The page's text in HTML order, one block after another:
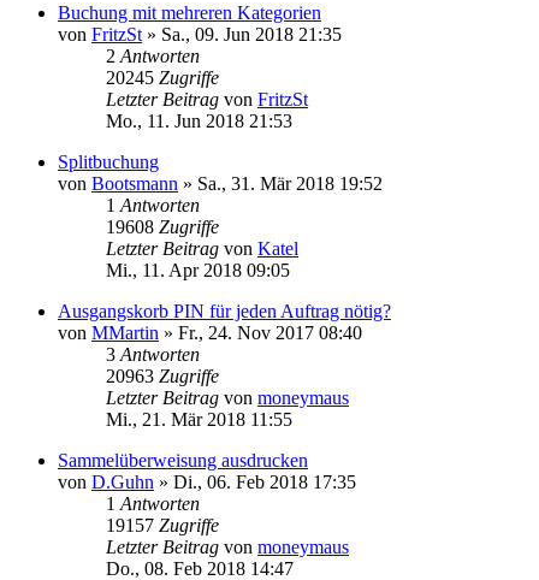
Buchung mit mehreren Kategorien
von FritzSt » Sa., 09. Jun 2018 21:35
2 Antworten
20245 Zugriffe
Letzter Beitrag von FritzSt
Mo., 11. Jun 2018 21:53
Splitbuchung
von Bootsmann » Sa., 31. Mär 2018 19:52
1 Antworten
19608 Zugriffe
Letzter Beitrag von Katel
Mi., 11. Apr 2018 09:05
Ausgangskorb PIN für jeden Auftrag nötig?
von MMartin » Fr., 24. Nov 2017 08:40
3 Antworten
20963 Zugriffe
Letzter Beitrag von moneymaus
Mi., 21. Mär 2018 11:55
Sammelüberweisung ausdrucken
von D.Guhn » Di., 06. Feb 2018 17:35
1 Antworten
19157 Zugriffe
Letzter Beitrag von moneymaus
Do., 08. Feb 2018 14:47